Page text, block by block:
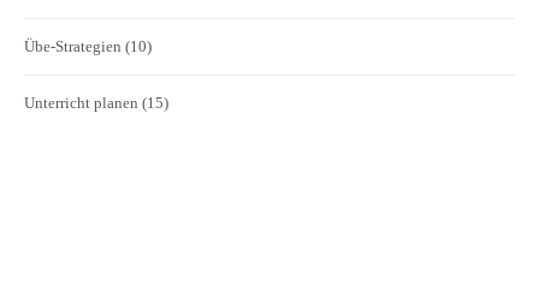
Übe-Strategien (10)
Unterricht planen (15)